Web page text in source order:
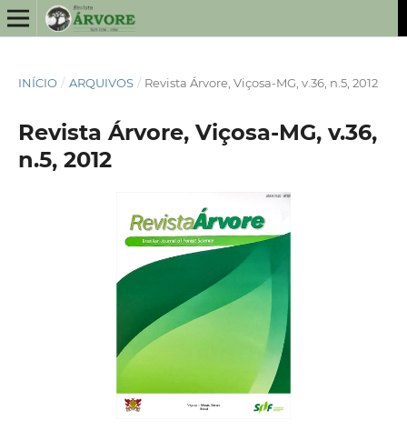
INÍCIO / ARQUIVOS / Revista Árvore, Viçosa-MG, v.36, n.5, 2012
Revista Árvore, Viçosa-MG, v.36,
n.5, 2012